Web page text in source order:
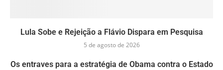
Lula Sobe e Rejeição a Flávio Dispara em Pesquisa
5 de agosto de 2026
Os entraves para a estratégia de Obama contra o Estado